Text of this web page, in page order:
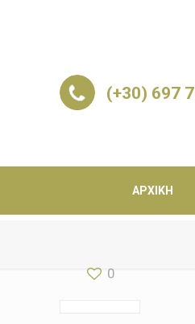
(+30) 697
ΑΡΧΙΚΉ
0